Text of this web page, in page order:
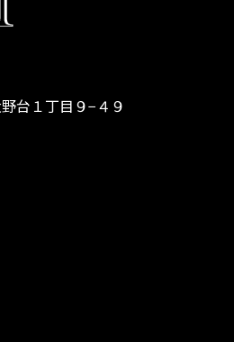
台１丁目９−４９